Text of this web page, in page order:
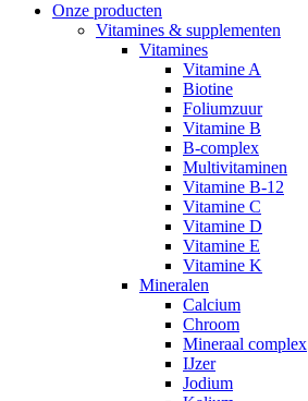
Onze producten
Vitamines & supplementen
Vitamines
Vitamine A
Biotine
Foliumzuur
Vitamine B
B-complex
Multivitaminen
Vitamine B-12
Vitamine C
Vitamine D
Vitamine E
Vitamine K
Mineralen
Calcium
Chroom
Mineraal complex
IJzer
Jodium